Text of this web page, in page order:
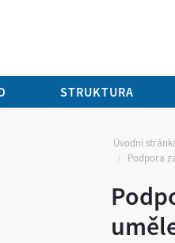
STRUKTURA
Úvodní
Podpora